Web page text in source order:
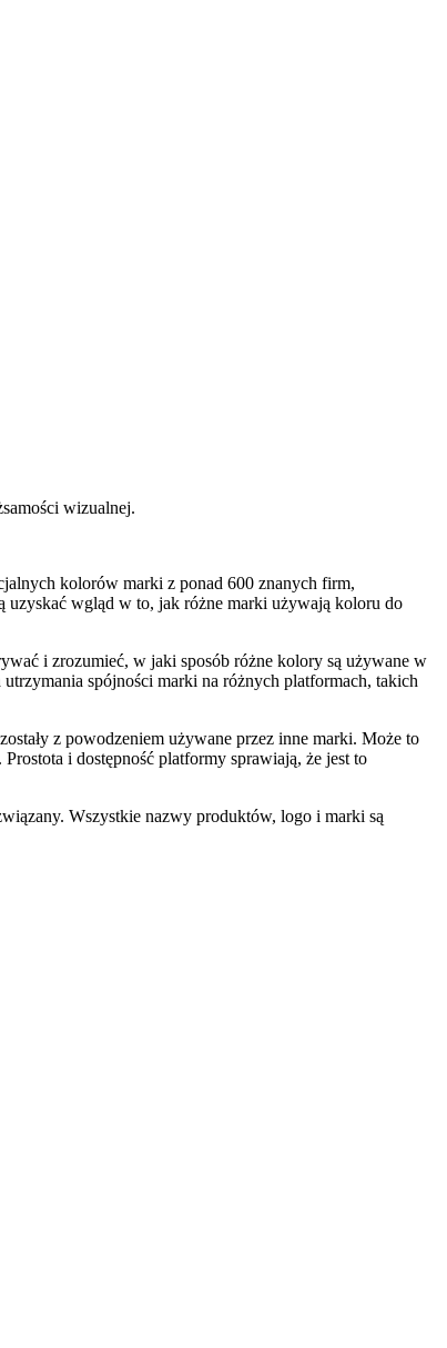
wizualnej.
kolorów marki z ponad 600 znanych firm,
uzyskać wgląd w to, jak różne marki używają koloru do
i zrozumieć, w jaki sposób różne kolory są używane w
spójności marki na różnych platformach, takich
z powodzeniem używane przez inne marki. Może to
i dostępność platformy sprawiają, że jest to
Wszystkie nazwy produktów, logo i marki są